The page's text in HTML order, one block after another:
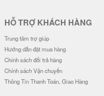
Đơn giá
Số lượng
24.000 đ
22.000 đ
20-49
20.000 đ
50-100